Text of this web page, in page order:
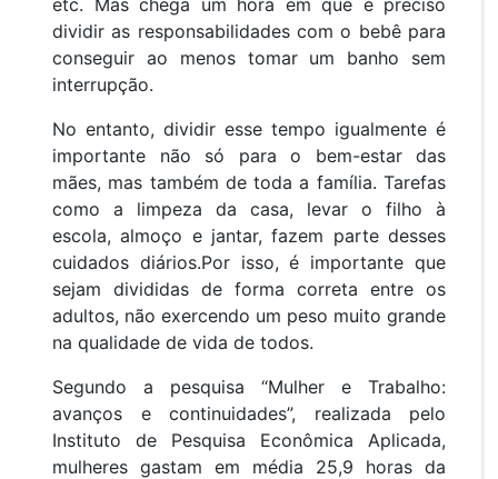
etc. Mas chega um hora em que é preciso
dividir as responsabilidades com o bebê para
conseguir ao menos tomar um banho sem
interrupção.
No entanto, dividir esse tempo igualmente é
importante não só para o bem-estar das
mães, mas também de toda a família. Tarefas
como a limpeza da casa, levar o filho à
escola, almoço e jantar, fazem parte desses
cuidados diários.Por isso, é importante que
sejam divididas de forma correta entre os
adultos, não exercendo um peso muito grande
na qualidade de vida de todos.
Segundo a pesquisa “Mulher e Trabalho:
avanços e continuidades”, realizada pelo
Instituto de Pesquisa Econômica Aplicada,
mulheres gastam em média 25,9 horas da